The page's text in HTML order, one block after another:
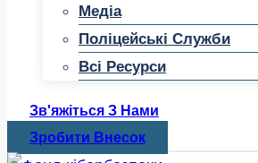
Медіа
Поліцейські Служби
Всі Ресурси
Зв'яжіться З Нами
Зробити Внесок